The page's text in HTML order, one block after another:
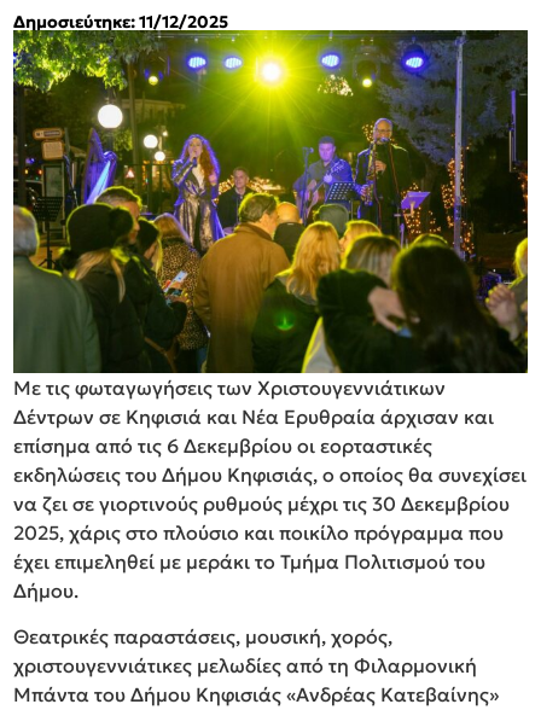
Δημοσιεύτηκε: 11/12/2025
Με τις φωταγωγήσεις των Χριστουγεννιάτικων
Δέντρων σε Κηφισιά και Νέα Ερυθραία άρχισαν και
επίσημα από τις 6 Δεκεμβρίου οι εορταστικές
εκδηλώσεις του Δήμου Κηφισιάς, ο οποίος θα συνεχίσει
να ζει σε γιορτινούς ρυθμούς μέχρι τις 30 Δεκεμβρίου
2025, χάρις στο πλούσιο και ποικίλο πρόγραμμα που
έχει επιμεληθεί με μεράκι το Τμήμα Πολιτισμού του
Δήμου.
Θεατρικές παραστάσεις, μουσική, χορός,
χριστουγεννιάτικες μελωδίες από τη Φιλαρμονική
Μπάντα του Δήμου Κηφισιάς «Ανδρέας Κατεβαίνης»